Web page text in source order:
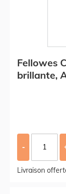
Fellowes
brillante,
-
Livraison